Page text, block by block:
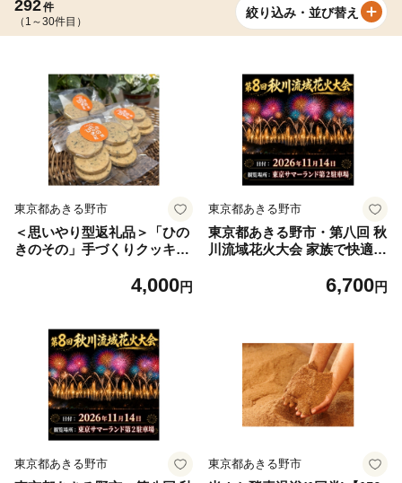
292件
（1～30件目）
絞り込み・並び替え
東京都あきる野市
＜思いやり型返礼品＞「ひの
きのその」手づくりクッキー
4,000円
東京都あきる野市
東京都あきる野市・第八回 秋
川流域花火大会 家族で快適に
6,700円
東京都あきる野市 東京都あきる野市